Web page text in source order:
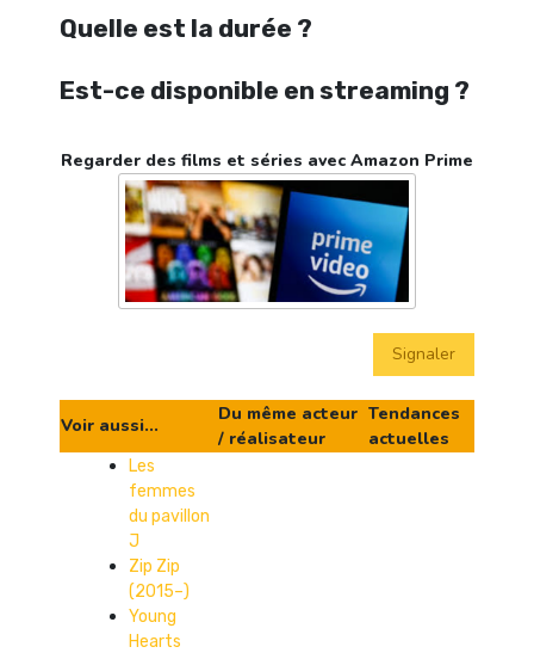
Quelle est la durée ?
Est-ce disponible en streaming ?
Regarder des films et séries avec Amazon Prime
Signaler
Voir aussi...
Du même acteur
/ réalisateur
Tendances
actuelles
Les
femmes
du pavillon
J
Zip Zip
(2015–)
Young
Hearts